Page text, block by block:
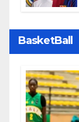
BasketBall